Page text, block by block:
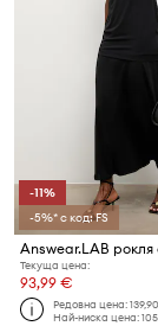
-11%
-5%* с код: FS
Текуща цена:
93,99 €
Редовна цена:
Най-ниска цена: